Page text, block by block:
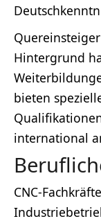
Hintergrund
bieten
international
CNC-